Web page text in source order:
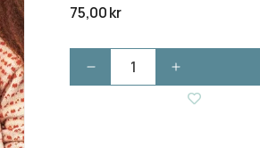
Normalpris
75,00 kr
Reducer
Øg
antallet